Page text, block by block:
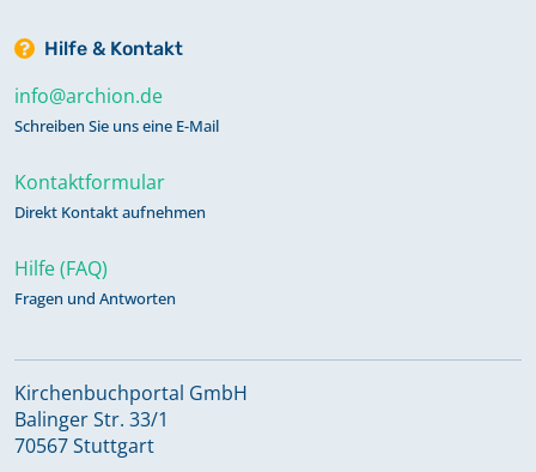
Hilfe & Kontakt
info@archion.de
Schreiben Sie uns eine E-Mail
Kontaktformular
Direkt Kontakt aufnehmen
Hilfe (FAQ)
Fragen und Antworten
Kirchenbuchportal GmbH
Balinger Str. 33/1
70567 Stuttgart